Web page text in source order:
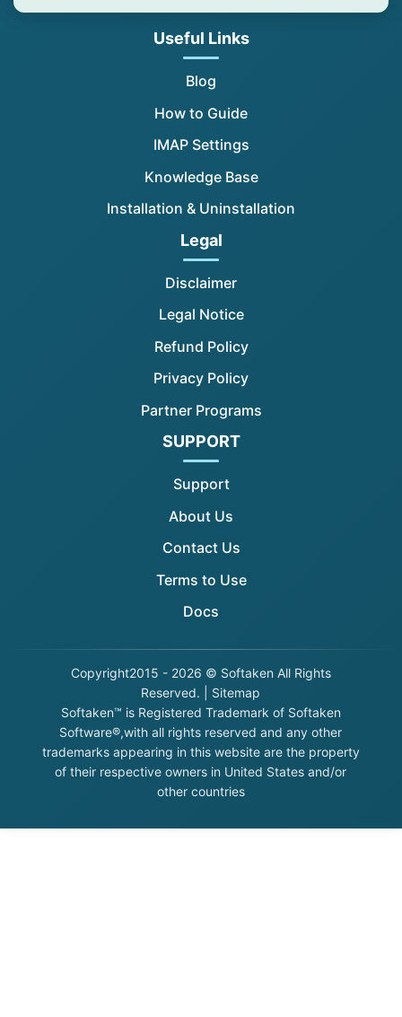
Useful Links
Blog
How to Guide
IMAP Settings
Knowledge Base
Installation & Uninstallation
Legal
Disclaimer
Legal Notice
Refund Policy
Privacy Policy
Partner Programs
SUPPORT
Support
About Us
Contact Us
Terms to Use
Docs
Copyright2015 - 2026 © Softaken All Rights
Reserved. | Sitemap
Softaken™ is Registered Trademark of Softaken
Software®,with all rights reserved and any other
trademarks appearing in this website are the property
of their respective owners in United States and/or
other countries